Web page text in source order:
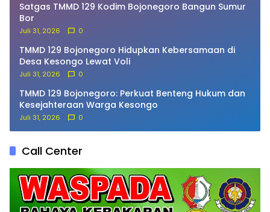
Satgas TMMD 129 Kodim Bojonegoro Bangun Sumur
Bor
Juli 31, 2026 0
TMMD 129 Bojonegoro Hidupkan Kebersamaan di
Desa Kesongo Lewat Voli
Juli 31, 2026 0
TMMD 129 Bojonegoro: Perkuat Benteng Hukum dan
Kesejahteraan Warga Kesongo
Juli 31, 2026 0
Call Center